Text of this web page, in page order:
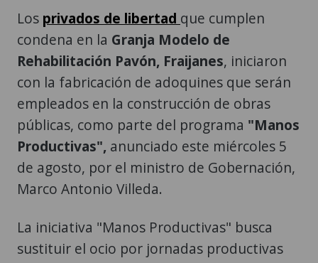
Los privados de libertad que cumplen
condena en la Granja Modelo de
Rehabilitación Pavón, Fraijanes, iniciaron
con la fabricación de adoquines que serán
empleados en la construcción de obras
públicas, como parte del programa "Manos
Productivas", anunciado este miércoles 5
de agosto, por el ministro de Gobernación,
Marco Antonio Villeda.
La iniciativa "Manos Productivas" busca
sustituir el ocio por jornadas productivas